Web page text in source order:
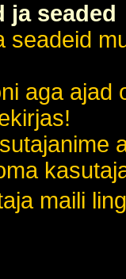
ja seaded
seadeid
aga ajad
maili